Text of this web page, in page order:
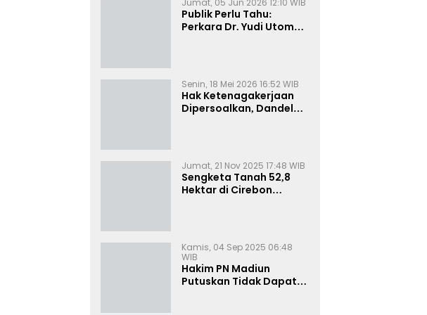
Jumat, 05 Jun 2026 12:10 WIB
Publik Perlu Tahu:
Perkara Dr. Yudi Utomo
Resmi
Senin, 18 Mei 2026 16:52 WIB
Hak Ketenagakerjaan
Dipersoalkan, Dandel
Jumat, 21 Nov 2025 17:48 WIB
Sengketa Tanah 52,8
Hektar di Cirebon
Kamis, 04 Sep 2025 06:48
WIB
Hakim PN Madiun
Putuskan Tidak Dapat